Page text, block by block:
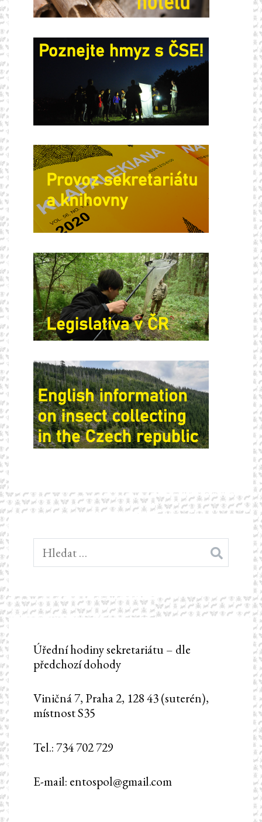
Vyhledávání
Úřední hodiny sekretariátu – dle
předchozí dohody
Viničná 7, Praha 2, 128 43 (suterén),
místnost S35
Tel.: 734 702 729
E-mail: entospol@gmail.com